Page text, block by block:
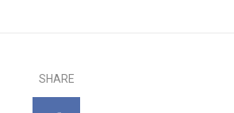
SHARE